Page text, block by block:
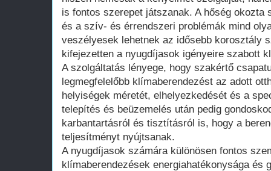
is fontos szerepet játszanak. A hőség
és a szív- és érrendszeri problémák mind
veszélyesek lehetnek az idősebb korosztály
kifejezetten a nyugdíjasok igényeire szabott
A szolgáltatás lényege, hogy szakértő
legmegfelelőbb klímaberendezést az adott
helyiségek méretét, elhelyezkedését és a
telepítés és beüzemelés után pedig
karbantartásról és tisztításról is, hogy a
teljesítményt nyújtsanak.
A nyugdíjasok számára különösen fontos
klímaberendezések energiahatékonysága és